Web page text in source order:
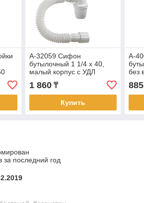
А-32059 Сифон
бутылочный 1 1/4 х 40,
малый корпус с УДЛ
патрубком, гибкой трубой
40-40/50 (40)
1 860₸
Купить
А-
без
885
за последний год